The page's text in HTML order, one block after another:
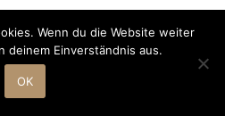
Wenn du die Website weiter
deinem Einverständnis aus.
OK